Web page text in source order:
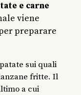
e carne
viene
preparare
sui quali
fritte. Il
a cui